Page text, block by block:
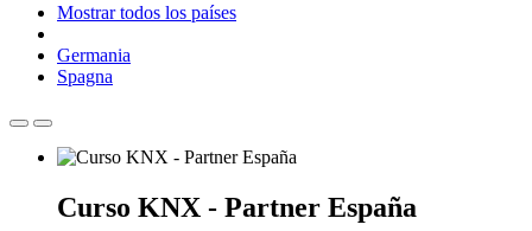
Mostrar todos los países
Germania
Spagna
Curso KNX - Partner España